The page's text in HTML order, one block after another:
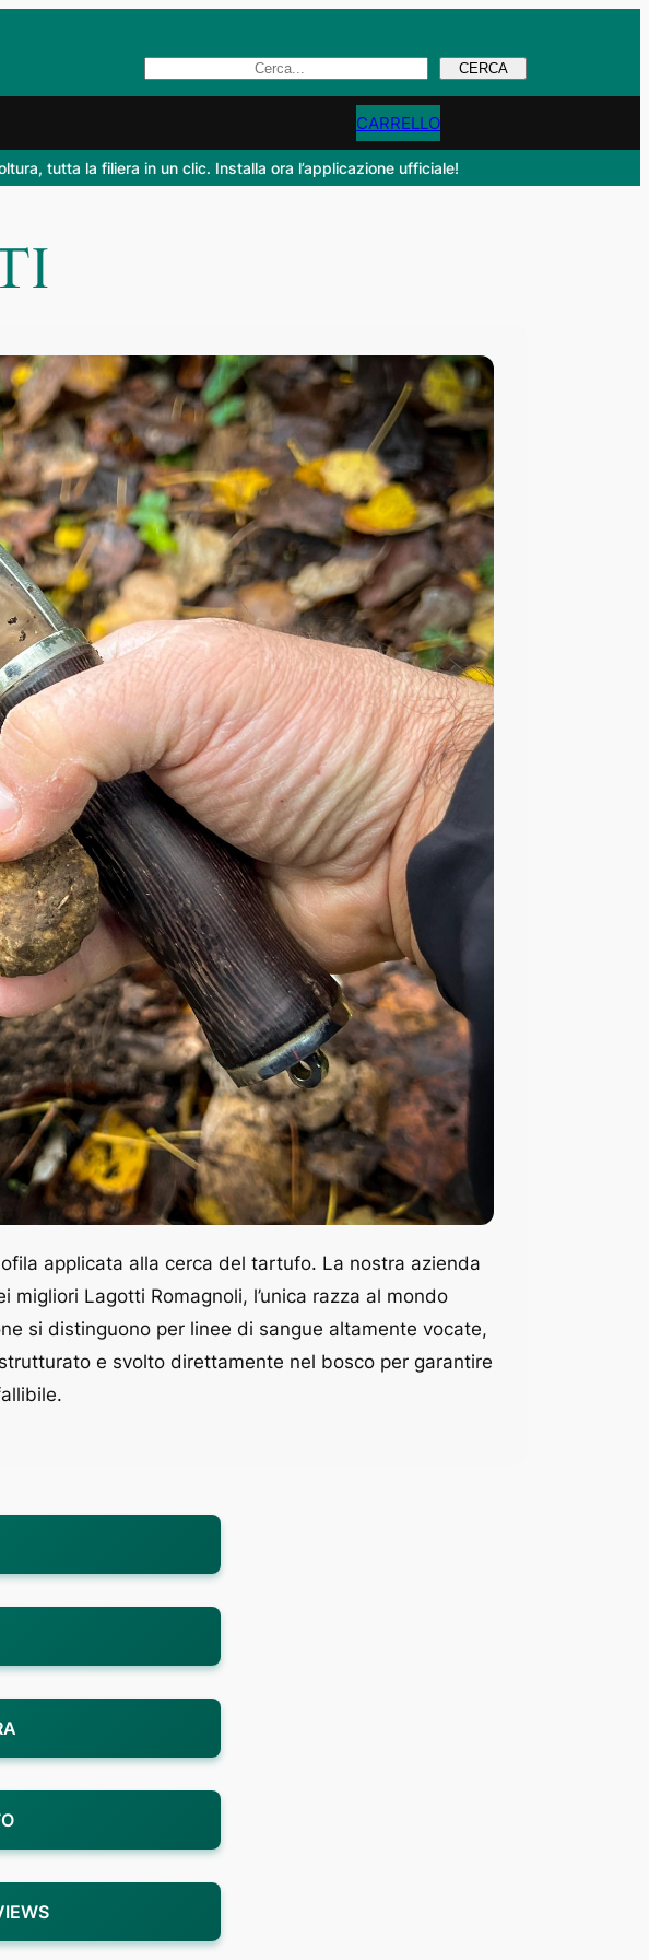
CERCA
CARRELLO
tutta la filiera in un clic. Installa ora l’applicazione ufficiale!
applicata alla cerca del tartufo. La nostra azienda
Lagotti Romagnoli, l’unica razza al mondo
si distinguono per linee di sangue altamente vocate,
e svolto direttamente nel bosco per garantire